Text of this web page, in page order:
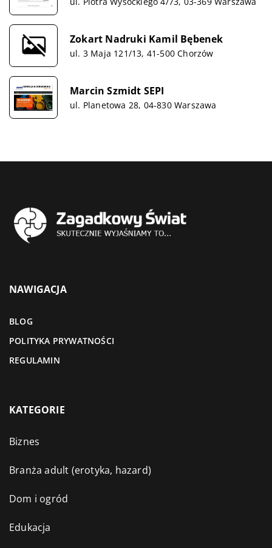
Zokart Nadruki Kamil Bębenek
ul. 3 Maja 121/13, 41-500 Chorzów
Marcin Szmidt SEPI
ul. Planetowa 28, 04-830 Warszawa
NAWIGACJA
BLOG
POLITYKA PRYWATNOŚCI
REGULAMIN
KATEGORIE
Biznes
Branża adult (erotyka, hazard)
Dom i ogród
Edukacja